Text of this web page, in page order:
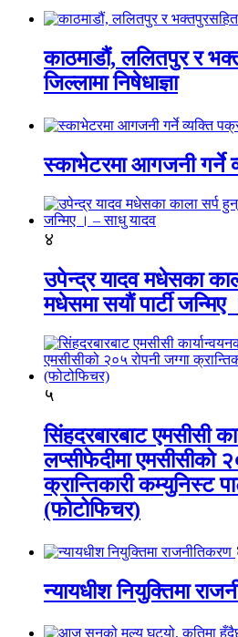
काठमाडौं, ललितपुर र
जिल्लामा निषेधाज्ञा
स्काभेटरमा आगजनी गर्ने
४
उपेन्द्र यादव मधेसका
मधेसमा सयौं पार्टी
५
सिंहदरबारबाट एमसीसी
लप्सीफेदीमा एमसीसीको
क्रान्तिकारी कम्युनिस्ट
(फोटोफिचर)
न्यायधीश नियुक्तिमा